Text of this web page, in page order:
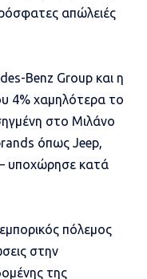
απώλειές
Benz Group και η
4% χαμηλότερα το
στο Μιλάνο
όπως Jeep,
υποχώρησε κατά
πόλεμος
στην
της